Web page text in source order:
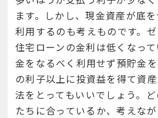
ます。しかし、現金資産が底
利用するのも考えものです。
住宅ローンの金利は低くなっ
金をなるべく利用せず預貯金
の利子以上に投資益を得て資
法をとってもいいでしょう。
たちに合っているか、考えな